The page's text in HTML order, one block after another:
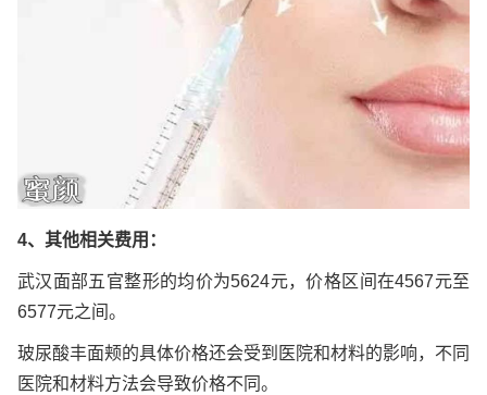
4、其他相关费用：
武汉面部五官整形的均价为5624元，价格区间在4567元至
6577元之间。
玻尿酸丰面颊的具体价格还会受到医院和材料的影响，不同
医院和材料方法会导致价格不同。